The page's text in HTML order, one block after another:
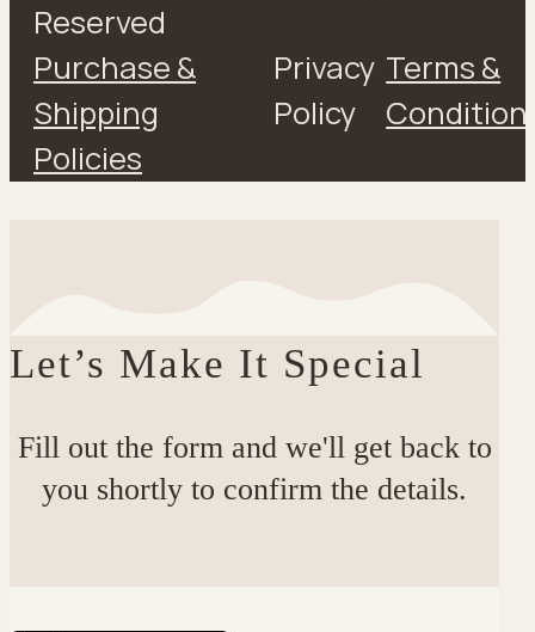
Reserved
Purchase &
Shipping
Policies
Privacy
Policy
Terms &
Let’s Make It Special
Fill out the form and we'll get back to
you shortly to confirm the details.